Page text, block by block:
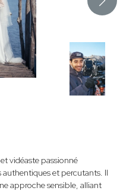
vidéaste passionné
authentiques et percutants. Il
approche sensible, alliant